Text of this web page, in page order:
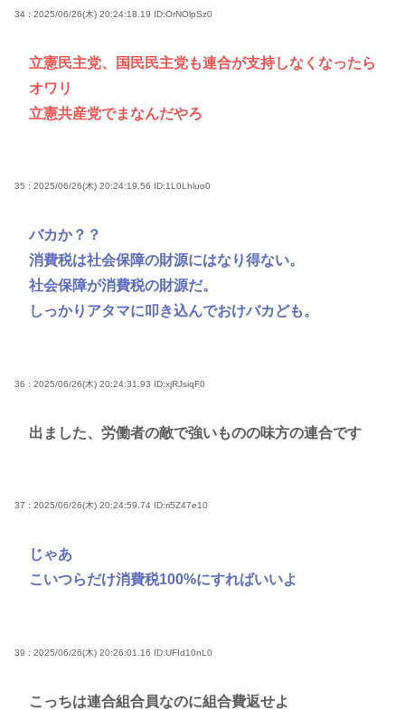
34 : 2025/06/26(木) 20:24:18.19 ID:OrNOlpSz0
立憲民主党、国民民主党も連合が支持しなくなったら
オワリ
立憲共産党でまなんだやろ
35 : 2025/06/26(木) 20:24:19.56 ID:1L0Lhluo0
バカか？？
消費税は社会保障の財源にはなり得ない。
社会保障が消費税の財源だ。
しっかりアタマに叩き込んでおけバカども。
36 : 2025/06/26(木) 20:24:31.93 ID:xjRJsiqF0
出ました、労働者の敵で強いものの味方の連合です
37 : 2025/06/26(木) 20:24:59.74 ID:ri5Z47e10
じゃあ
こいつらだけ消費税100%にすればいいよ
39 : 2025/06/26(木) 20:26:01.16 ID:UFId10nL0
こっちは連合組合員なのに組合費返せよ